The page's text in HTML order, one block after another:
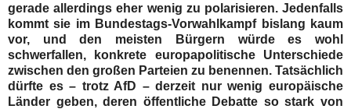
gerade allerdings eher wenig zu polarisieren. Jedenfalls
kommt sie im Bundestags-Vorwahlkampf bislang kaum
vor, und den meisten Bürgern würde es wohl
schwerfallen, konkrete europapolitische Unterschiede
zwischen den großen Parteien zu benennen. Tatsächlich
dürfte es – trotz AfD – derzeit nur wenig europäische
Länder geben, deren öffentliche Debatte so stark von